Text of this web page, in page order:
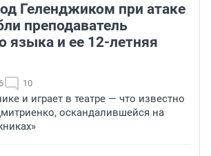
Геленджиком при атаке
преподаватель
языка и ее 12-летняя
10
и играет в театре — что известно
оскандалившейся на